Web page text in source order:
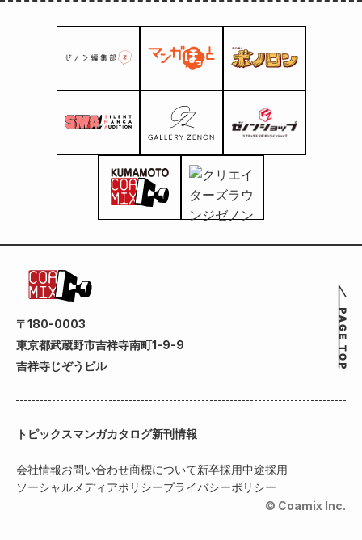
〒180-0003
東京都武蔵野市吉祥寺南町1-9-9
吉祥寺じぞうビル
トピックスマンガカタログ新刊情報
会社情報お問い合わせ商標について新卒採用中途採用
ソーシャルメディアポリシープライバシーポリシー
© Coamix Inc.